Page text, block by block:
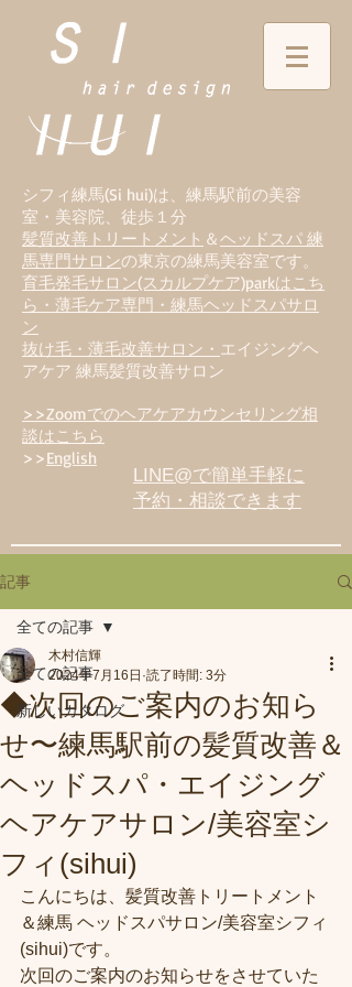
シフィ練馬(Si hui)は、 練馬駅前の美容
室・美容院、徒歩１分
髪質改善トリートメント ＆ヘッドスパ 練
馬専門サロンの東京の練馬美容室です。
育毛発毛サロン(スカルプケア)parkはこち
ら・薄毛ケア専門・練馬ヘッドスパサロ
ン
抜け毛・薄毛改善サロン・ エイジングヘ
アケア 練馬髪質改善サロン
>>Zoomでのヘアケアカウンセリング相
談はこちら
>>English
LINE@で簡単手軽に
予約・相談できます
記事
全ての記事
新しいカタログ
全ての記事
◆次回のご案内のお知ら
せ〜練馬駅前の髪質改善＆
ヘッドスパ・エイジング
ヘアケアサロン/美容室シ
フィ(sihui)
木村信輝
2024年7月16日 読了時間: 3分
こんにちは、髪質改善トリートメント
＆練馬 ヘッドスパサロン/美容室シフィ
(sihui)です。
次回のご案内のお知らせをさせていた